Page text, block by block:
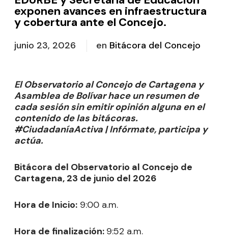
exponen avances en infraestructura
y cobertura ante el Concejo.
junio 23, 2026 en Bitácora del Concejo
El Observatorio al Concejo de Cartagena y
Asamblea de Bolívar hace un resumen de
cada sesión sin emitir opinión alguna en el
contenido de las bitácoras.
#CiudadaníaActiva | Infórmate, participa y
actúa.
Bitácora del Observatorio al Concejo de
Cartagena, 23 de junio del 2026
Hora de Inicio: 9:00 a.m.
Hora de finalización: 9:52 a.m.